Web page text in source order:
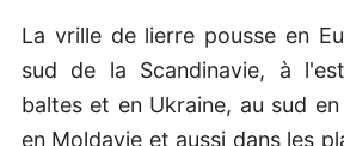
La vrille de lierre pousse en
sud de la Scandinavie, à
baltes et en Ukraine, au sud
en Moldavie et aussi dans les